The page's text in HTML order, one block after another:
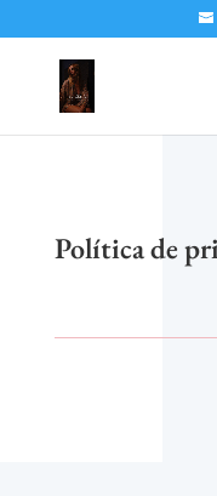
Política de